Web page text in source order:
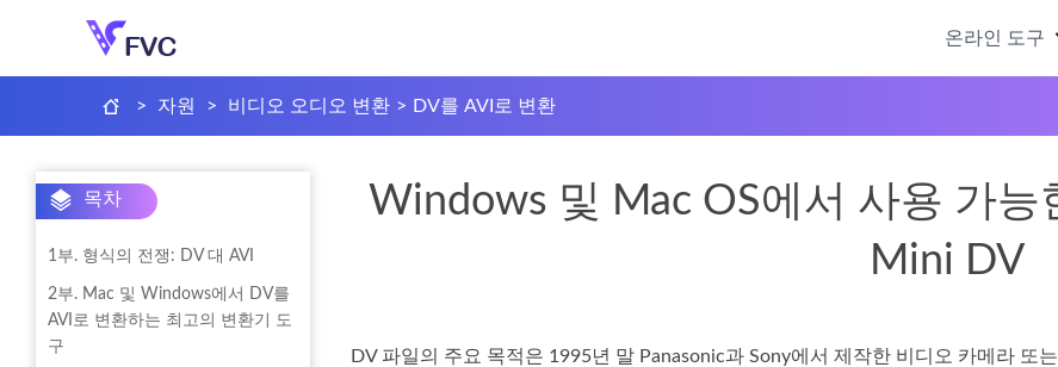
온라인 도구
> 자원 > 비디오 오디오 변환 > DV를 AVI로 변환
목차
1부. 형식의 전쟁: DV 대 AVI
2부. Mac 및 Windows에서 DV를
AVI로 변환하는 최고의 변환기 도
구
Windows 및 Mac OS에서 사용 가능
Mini DV
DV 파일의 주요 목적은 1995년 말 Panasonic과 Sony에서 제작한 비디오 카메라 또